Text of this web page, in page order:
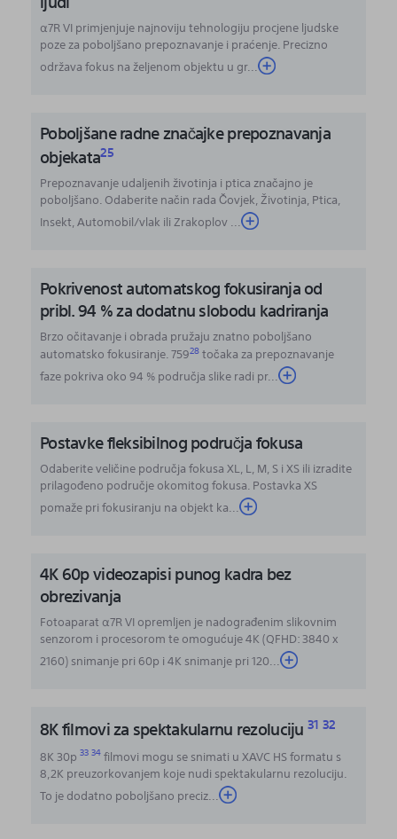
α7R VI primjenjuje najnoviju tehnologiju procjene ljudske
poze za poboljšano prepoznavanje i praćenje. Precizno
održava fokus na željenom objektu u gr...
Poboljšane radne značajke prepoznavanja
objekata25
Prepoznavanje udaljenih životinja i ptica značajno je
poboljšano. Odaberite način rada Čovjek, Životinja, Ptica,
Insekt, Automobil/vlak ili Zrakoplov ...
Pokrivenost automatskog fokusiranja od
pribl. 94 % za dodatnu slobodu kadriranja
Brzo očitavanje i obrada pružaju znatno poboljšano
automatsko fokusiranje. 75928točaka za prepoznavanje
faze pokriva oko 94 % područja slike radi pr...
Postavke fleksibilnog područja fokusa
Odaberite veličine područja fokusa XL, L, M, S i XS ili izradite
prilagođeno područje okomitog fokusa. Postavka XS
pomaže pri fokusiranju na objekt ka...
4K 60p videozapisi punog kadra bez
obrezivanja
Fotoaparat α7R VI opremljen je nadograđenim slikovnim
senzorom i procesorom te omogućuje 4K (QFHD: 3840 x
2160) snimanje pri 60p i 4K snimanje pri 120...
8K filmovi za spektakularnu rezoluciju3132
8K 30p3334filmovi mogu se snimati u XAVC HS formatu s
8,2K preuzorkovanjem koje nudi spektakularnu rezoluciju.
To je dodatno poboljšano preciz...